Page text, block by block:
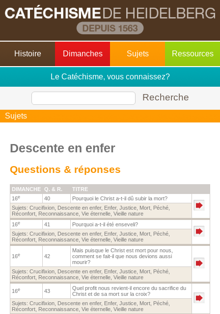
Histoire Dimanches Sujets Ressources
Le Catéchisme, vous connaissez?
Recherche
Sujets
Descente en enfer
Questions & réponses
DIMANCHE Q. & R.
TITRE
16e 40
Pourquoi le Christ a-t-il dû subir la mort?
Sujets: Crucifixion Descente en enfer, Enfer, Justice Mort Péché
Réconfort Reconnaissance Vie éternelle Vieille nature
16e 41
Pourquoi a-t-il été enseveli?
Sujets: Crucifixion Descente en enfer, Enfer, Justice Mort Péché
Réconfort Reconnaissance Vie éternelle Vieille nature
16e 42
Mais puisque le Christ est mort pour nous,
comment se fait-il que nous devions aussi
mourir?
Sujets: Crucifixion Descente en enfer, Enfer, Justice Mort Péché
Réconfort Reconnaissance Vie éternelle Vieille nature
16e 43
Quel profit nous revient-il encore du sacrifice du
Christ et de sa mort sur la croix?
Sujets: Crucifixion Descente en enfer, Enfer, Justice Mort Péché
Réconfort Reconnaissance Vie éternelle Vieille nature